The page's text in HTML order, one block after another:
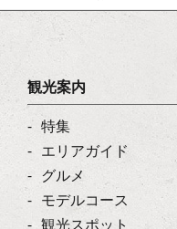
観光案内
特集
エリアガイド
グルメ
モデルコース
観光スポット